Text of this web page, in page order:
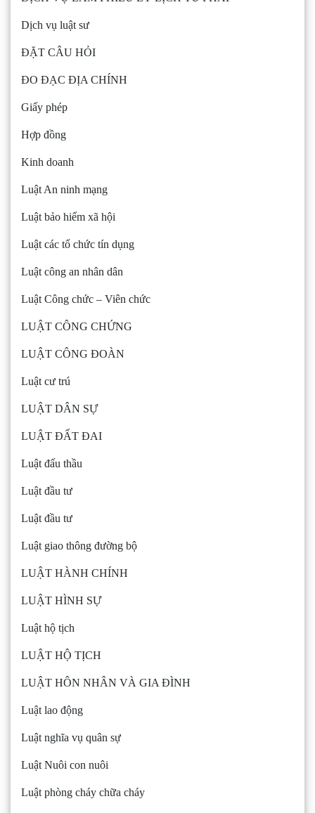
Dịch vụ luật sư
ĐẶT CÂU HỎI
ĐO ĐẠC ĐỊA CHÍNH
Giấy phép
Hợp đồng
Kinh doanh
Luật An ninh mạng
Luật bảo hiểm xã hội
Luật các tổ chức tín dụng
Luật công an nhân dân
Luật Công chức – Viên chức
LUẬT CÔNG CHỨNG
LUẬT CÔNG ĐOÀN
Luật cư trú
LUẬT DÂN SỰ
LUẬT ĐẤT ĐAI
Luật đấu thầu
Luật đầu tư
Luật đầu tư
Luật giao thông đường bộ
LUẬT HÀNH CHÍNH
LUẬT HÌNH SỰ
Luật hộ tịch
LUẬT HỘ TỊCH
LUẬT HÔN NHÂN VÀ GIA ĐÌNH
Luật lao động
Luật nghĩa vụ quân sự
Luật Nuôi con nuôi
Luật phòng cháy chữa cháy